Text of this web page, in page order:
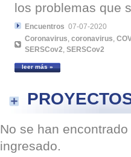
los problemas que
Encuentros 07-07-2020
Coronavirus, coronavirus,
SERSCov2, SERSCov2
leer más »
No se han
ingresado.